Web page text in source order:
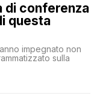
di conferenza
questa
impegnato non
sulla